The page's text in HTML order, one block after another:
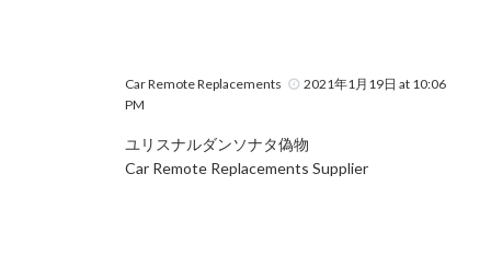
Car Remote Replacements
2021年1月19日 at 10:06
PM
ユリスナルダンソナタ偽物
Car Remote Replacements Supplier